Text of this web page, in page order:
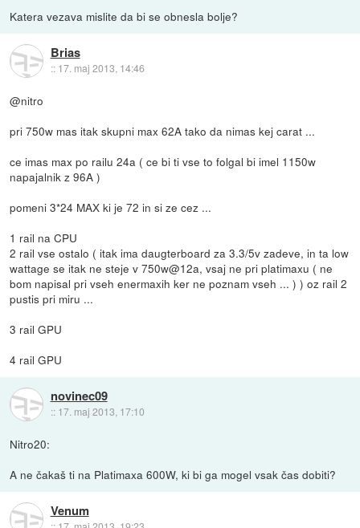
Katera vezava mislite da bi se obnesla bolje?
Brias
:: 17. maj 2013, 14:46
@nitro
pri 750w mas itak skupni max 62A tako da nimas kej carat ...
ce imas max po railu 24a ( ce bi ti vse to folgal bi imel 1150w
napajalnik z 96A )
pomeni 3*24 MAX ki je 72 in si ze cez ...
1 rail na CPU
2 rail vse ostalo ( itak ima daugterboard za 3.3/5v zadeve, in ta low
wattage se itak ne steje v 750w@12a, vsaj ne pri platimaxu ( ne
bom napisal pri vseh enermaxih ker ne poznam vseh ... ) ) oz rail 2
pustis pri miru ...
3 rail GPU
4 rail GPU
novinec09
:: 17. maj 2013, 17:10
Nitro20:
A ne čakaš ti na Platimaxa 600W, ki bi ga mogel vsak čas dobiti?
Venum